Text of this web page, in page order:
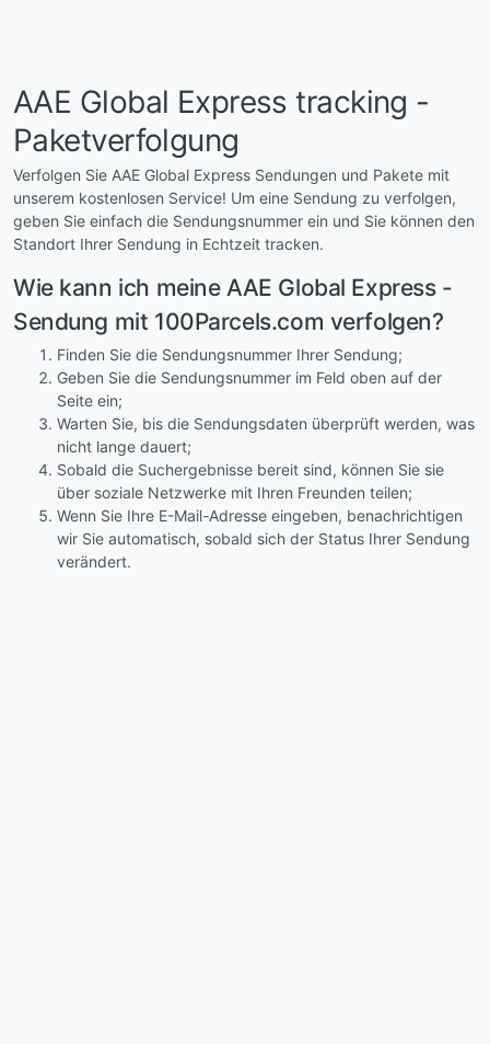
AAE Global Express tracking -
Paketverfolgung
Verfolgen Sie AAE Global Express Sendungen und Pakete mit
unserem kostenlosen Service! Um eine Sendung zu verfolgen,
geben Sie einfach die Sendungsnummer ein und Sie können den
Standort Ihrer Sendung in Echtzeit tracken.
Wie kann ich meine AAE Global Express -
Sendung mit 100Parcels.com verfolgen?
Finden Sie die Sendungsnummer Ihrer Sendung;
Geben Sie die Sendungsnummer im Feld oben auf der
Seite ein;
Warten Sie, bis die Sendungsdaten überprüft werden, was
nicht lange dauert;
Sobald die Suchergebnisse bereit sind, können Sie sie
über soziale Netzwerke mit Ihren Freunden teilen;
Wenn Sie Ihre E-Mail-Adresse eingeben, benachrichtigen
wir Sie automatisch, sobald sich der Status Ihrer Sendung
verändert.